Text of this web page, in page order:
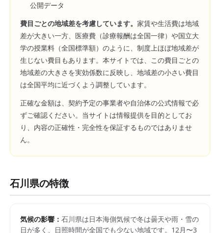
公開データ
費目ごとの地域差を考慮しています。 家賃や生活費は地域
差が大きい一方、医療費（診療報酬は全国一律）や国立大
学の授業料（全国標準額）のように、制度上ほぼ地域差が
生じない費目もあります。本サイトでは、この費目ごとの
地域差の大きさを実効係数に反映し、地域差の小さい費目
は全国平均に近づくよう調整しています。
正確な金額は、契約予定の事業者や自治体の公式情報で必
ずご確認ください。当サイトは情報提供を目的としてお
り、内容の正確性・完全性を保証するものではありませ
ん。
石川県の特徴
気候の影響： 石川県は日本海側気候で冬は曇天や雨・雪の
日が多く、日照時間が全国でも少ない地域です。12月〜3